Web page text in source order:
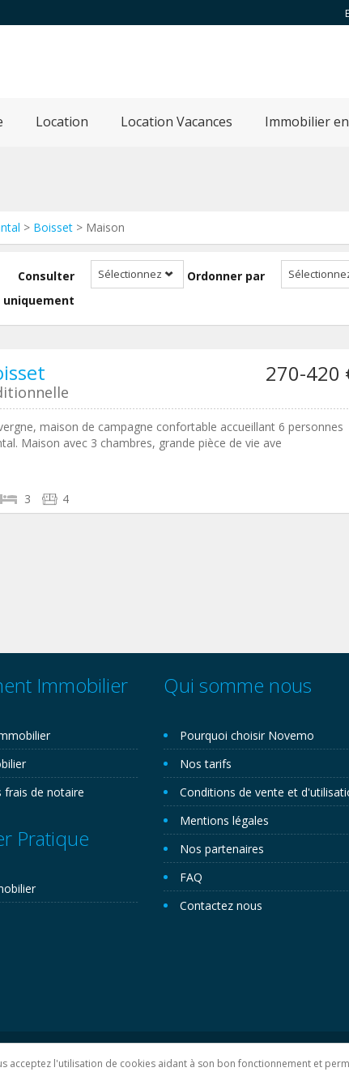
Location Location Vacances Immobilier
> Boisset > Maison
Ordonner par
Consulter
uniquement
Sélectionnez
270-420
maison de campagne confortable accueillant 6 personnes
Maison avec 3 chambres, grande pièce de vie ave
3 4
Immobilier
frais de notaire
Pratique
Qui somme nous
Pourquoi choisir Novemo
Nos tarifs
Conditions de vente et
Mentions légales
Nos partenaires
FAQ
Contactez nous
siteacceptez l'utilisation de cookies aidant à son bon fonctionnement et